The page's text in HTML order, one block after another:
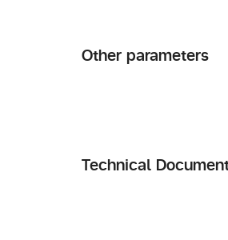
Other parameters
Technical